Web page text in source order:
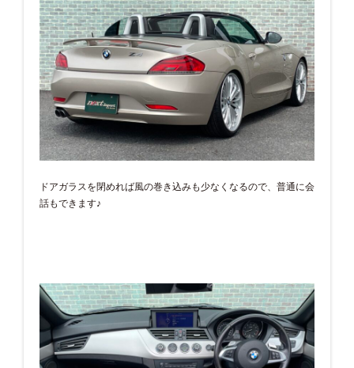
ドアガラスを閉めれば風の巻き込みも少なくなるので、普通に会
話もできます♪